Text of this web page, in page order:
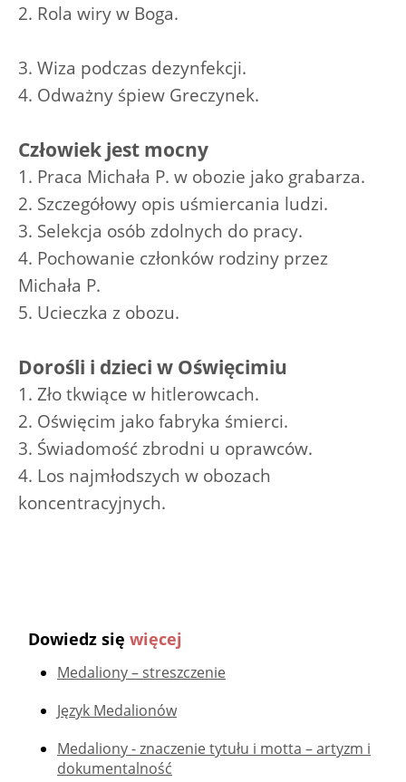
2. Rola wiry w Boga.
3. Wiza podczas dezynfekcji.
4. Odważny śpiew Greczynek.
Człowiek jest mocny
1. Praca Michała P. w obozie jako grabarza.
2. Szczegółowy opis uśmiercania ludzi.
3. Selekcja osób zdolnych do pracy.
4. Pochowanie członków rodziny przez
Michała P.
5. Ucieczka z obozu.
Dorośli i dzieci w Oświęcimiu
1. Zło tkwiące w hitlerowcach.
2. Oświęcim jako fabryka śmierci.
3. Świadomość zbrodni u oprawców.
4. Los najmłodszych w obozach
koncentracyjnych.
Dowiedz się więcej
Medaliony – streszczenie
Język Medalionów
Medaliony - znaczenie tytułu i motta – artyzm i
dokumentalność